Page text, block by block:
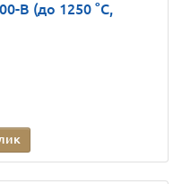
В (до 1250 °С,